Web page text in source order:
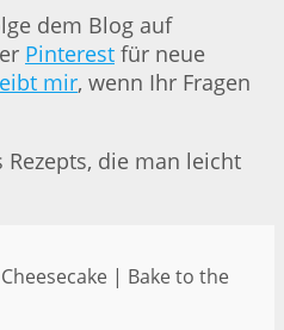
dem Blog auf
Pinterest für neue
mir, wenn Ihr Fragen
die man leicht